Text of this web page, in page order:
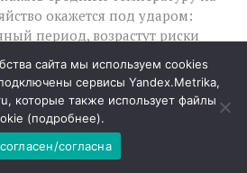
окажется под ударом:
период, возрастут риски
поставок продовольствия
проблема быстро выйдет за
и станет вопросом
и доступности базовых
сайта мы используем cookies
сервисы Yandex.Metrika,
которые также использует файлы
(подробнее).
согласна